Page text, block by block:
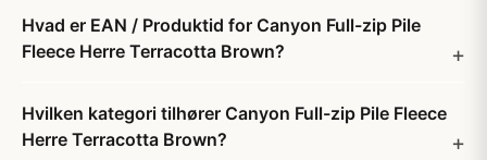
Hvad er EAN / Produktid for Canyon Full-zip Pile
Fleece Herre Terracotta Brown?
Hvilken kategori tilhører Canyon Full-zip Pile Fleece
Herre Terracotta Brown?